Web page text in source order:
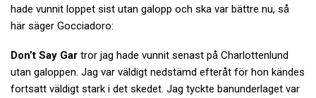
hade vunnit loppet sist utan galopp och ska var bättre nu, så
här säger Gocciadoro:
Don’t Say Gar tror jag hade vunnit senast på Charlottenlund
utan galoppen. Jag var väldigt nedstämd efteråt för hon kändes
fortsatt väldigt stark i det skedet. Jag tyckte banunderlaget var